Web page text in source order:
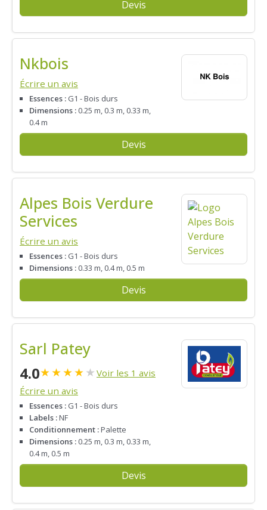
Devis
Nkbois
Écrire un avis
Essences : G1 - Bois durs
Dimensions : 0.25 m, 0.3 m, 0.33 m,
0.4 m
Devis
Alpes Bois Verdure
Services
Écrire un avis
Essences : G1 - Bois durs
Dimensions : 0.33 m, 0.4 m, 0.5 m
Devis
Sarl Patey
4.0★★★★★ Voir les 1 avis
Écrire un avis
Essences : G1 - Bois durs
Labels :NF
Conditionnement :Palette
Dimensions : 0.25 m, 0.3 m, 0.33 m,
0.4 m, 0.5 m
Devis